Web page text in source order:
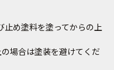
止め塗料を塗ってからの上
場合は塗装を避けてくだ